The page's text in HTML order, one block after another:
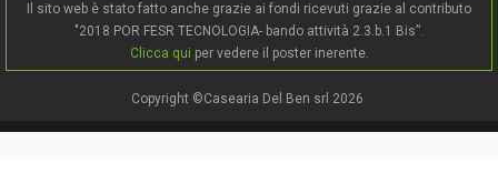
Il sito web è stato fatto anche grazie ai fondi ricevuti grazie al contributo
"2018 POR FESR TECNOLOGIA- bando attività 2.3.b.1 Bis”.
Clicca qui per vedere il poster inerente.
Copyright ©Casearia Del Ben srl 2026